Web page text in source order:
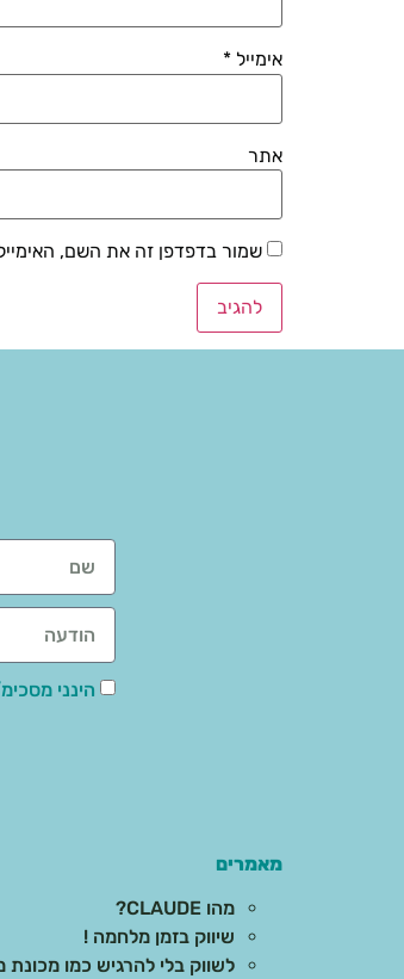
אימייל *
אתר
שמור בדפדפן זה את השם,
הינני
מאמרים
מהו CLAUDE?
שיווק בזמן מלחמה !
לשווק בלי להרגיש כמו מכונת